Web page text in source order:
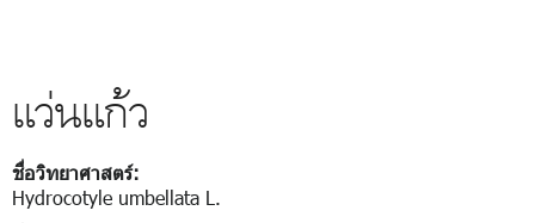
แว่นแก้ว
ชื่อวิทยาศาสตร์:
Hydrocotyle umbellata L.